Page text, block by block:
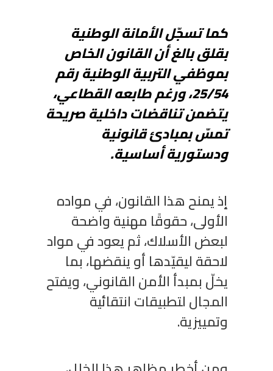
كما تسجّل الأمانة الوطنية
بقلق بالغ أن القانون الخاص
بموظفي التربية الوطنية رقم
45/52، ورغم طابعه القطاعي،
يتضمن تناقضات داخلية صريحة
تمسّ بمبادئ قانونية
ودستورية أساسية.
إذ يمنح هذا القانون، في مواده
الأولى، حقوقًا مهنية واضحة
لبعض الأسلاك، ثم يعود في مواد
لاحقة ليقيّدها أو ينقضها، بما
يخلّ بمبدأ الأمن القانوني، ويفتح
المجال لتطبيقات انتقائية
وتمييزية.